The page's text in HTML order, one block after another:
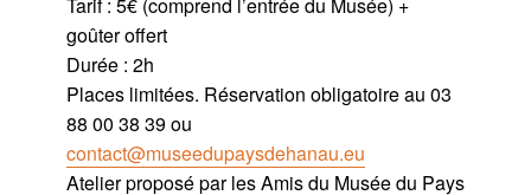
goûter offert
Durée : 2h
Places limitées. Réservation obligatoire au 03
88 00 38 39 ou
contact@museedupaysdehanau.eu
Atelier proposé par les Amis du Musée du Pays